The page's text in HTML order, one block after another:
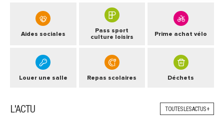
Aides sociales
Pass sport
culture loisirs
Prime achat vélo
Louer une salle Repas scolaires Déchets
L'ACTU TOUTES LES ACTUS +